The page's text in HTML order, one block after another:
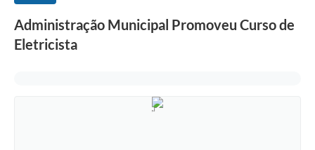
Administração Municipal Promoveu Curso de
Eletricista